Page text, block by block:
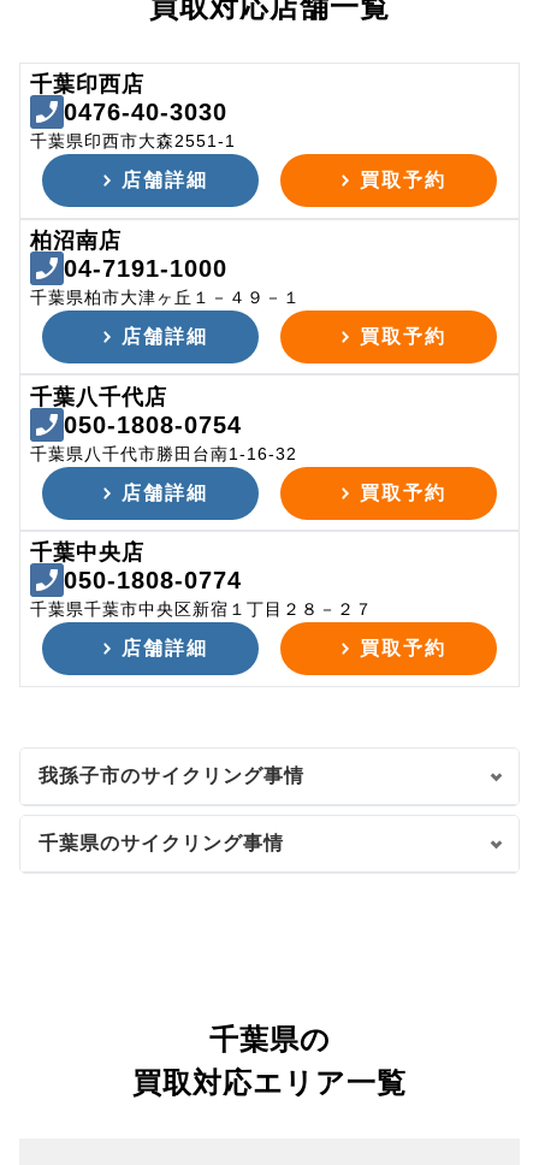
買取対応店舗一覧
千葉印西店
0476-40-3030
千葉県印西市大森2551-1
店舗詳細 買取予約
柏沼南店
04-7191-1000
千葉県柏市大津ヶ丘１－４９－１
店舗詳細 買取予約
千葉八千代店
050-1808-0754
千葉県八千代市勝田台南1-16-32
店舗詳細 買取予約
千葉中央店
050-1808-0774
千葉県千葉市中央区新宿１丁目２８－２７
店舗詳細 買取予約
我孫子市のサイクリング事情
千葉県のサイクリング事情
千葉県の
買取対応エリア一覧